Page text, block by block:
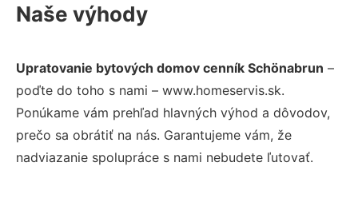
Naše výhody
Upratovanie bytových domov cenník Schönabrun –
poďte do toho s nami – www.homeservis.sk.
Ponúkame vám prehľad hlavných výhod a dôvodov,
prečo sa obrátiť na nás. Garantujeme vám, že
nadviazanie spolupráce s nami nebudete ľutovať.